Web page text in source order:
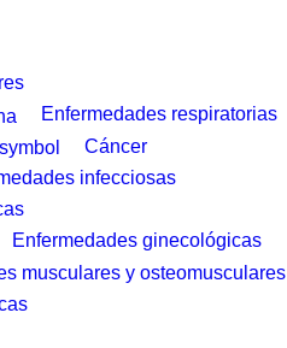
Enfermedades respiratorias
Cáncer
infecciosas
Enfermedades ginecológicas
musculares y osteomusculares